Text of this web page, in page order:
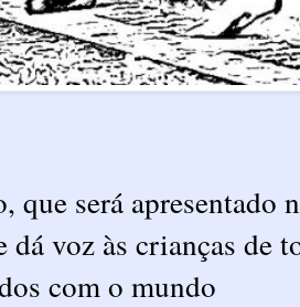
que será apresentado
dá voz às crianças de
com o mundo